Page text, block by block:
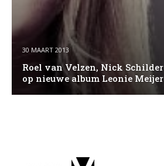
30 MAART 2013
Roel van Velzen, Nick
op nieuwe album Leonie Meijer